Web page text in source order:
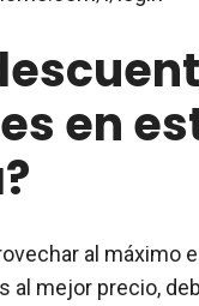
en
al máximo
al mejor precio,